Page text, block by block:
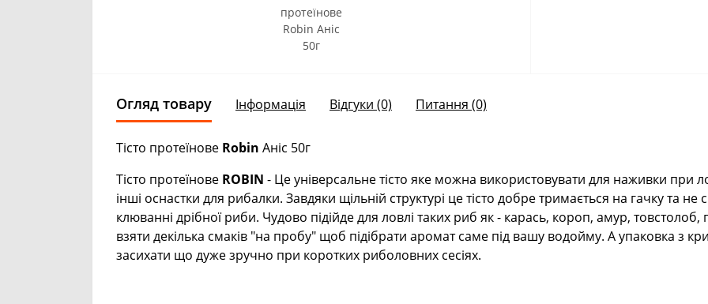
Огляд товару Інформація Відгуки (0) Питання (0)
Тісто протеїнове Robin Аніс 50г
Тісто протеїнове ROBIN - Це універсальне тісто яке можна використовувати для наживки при
інші оснастки для рибалки. Завдяки щільній структурі це тісто добре тримається на гачку та
клюванні дрібної риби. Чудово підійде для ловлі таких риб як - карась, короп, амур,
взяти декілька смаків "на пробу" щоб підібрати аромат саме під вашу водойму. А упаковка з
засихати що дуже зручно при коротких риболовних сесіях.